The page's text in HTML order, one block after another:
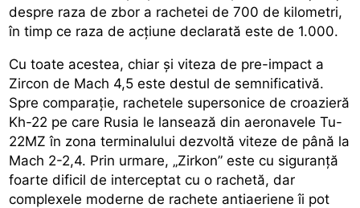
despre raza de zbor a rachetei de 700 de kilometri,
în timp ce raza de acțiune declarată este de 1.000.
Cu toate acestea, chiar și viteza de pre-impact a
Zircon de Mach 4,5 este destul de semnificativă.
Spre comparație, rachetele supersonice de croazieră
Kh-22 pe care Rusia le lansează din aeronavele Tu-
22MZ în zona terminalului dezvoltă viteze de până la
Mach 2-2,4. Prin urmare, „Zirkon” este cu siguranță
foarte dificil de interceptat cu o rachetă, dar
complexele moderne de rachete antiaeriene îi pot